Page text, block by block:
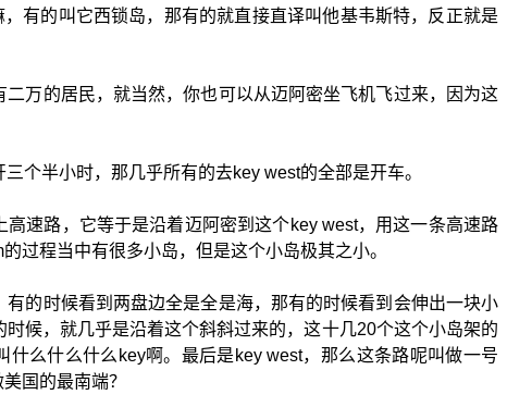
有的叫它西锁岛，那有的就直接直译叫他基韦斯特，反正就是
万的居民，就当然，你也可以从迈阿密坐飞机飞过来，因为这
个半小时，那几乎所有的去key west的全部是开车。
高速路，它等于是沿着迈阿密到这个key west，用这一条高速路
过程当中有很多小岛，但是这个小岛极其之小。
的时候看到两盘边全是全是海，那有的时候看到会伸出一块小
候，就几乎是沿着这个斜斜过来的，这十几20个这个小岛架的
什么什么什么key啊。最后是key west，那么这条路呢叫做一号
国的最南端？